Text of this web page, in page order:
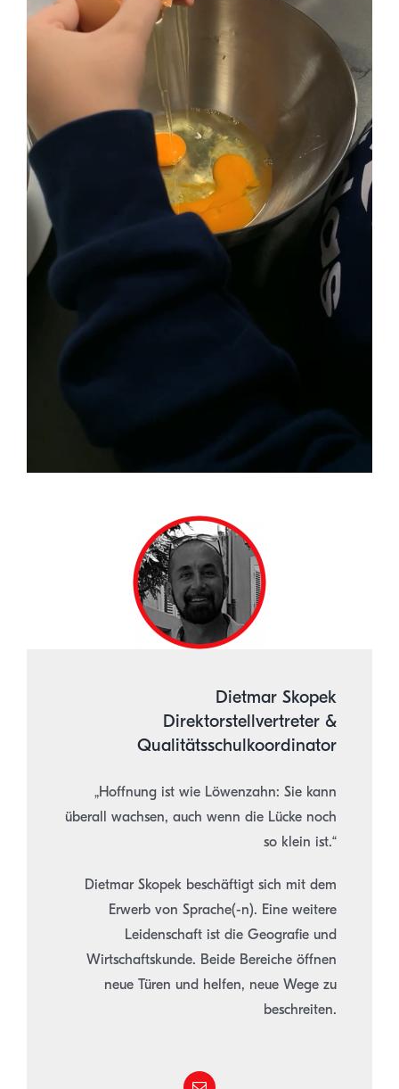
Dietmar Skopek
Direktorstellvertreter &
Qualitätsschulkoordinator
„Hoffnung ist wie Löwenzahn: Sie kann
überall wachsen, auch wenn die Lücke noch
so klein ist.“
Dietmar Skopek beschäftigt sich mit dem
Erwerb von Sprache(-n). Eine weitere
Leidenschaft ist die Geografie und
Wirtschaftskunde. Beide Bereiche öffnen
neue Türen und helfen, neue Wege zu
beschreiten.